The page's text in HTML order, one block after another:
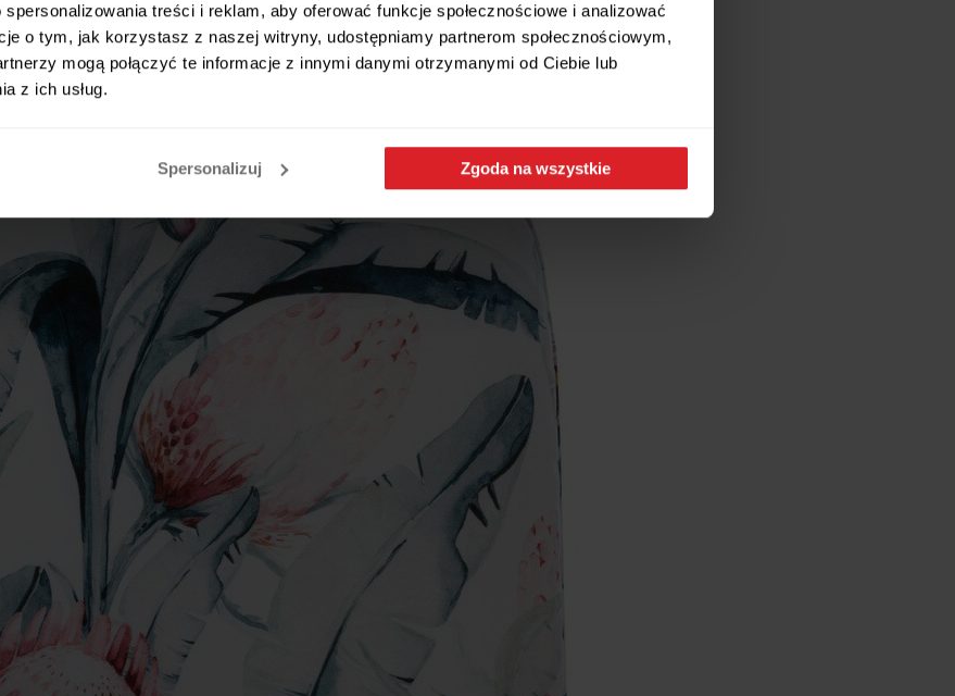
treści i reklam, aby oferować funkcje społecznościowe i analizować
o tym, jak korzystasz z naszej witryny, udostępniamy partnerom społecznościowym,
mogą połączyć te informacje z innymi danymi otrzymanymi od Ciebie lub
z ich usług.
Spersonalizuj Zgoda na wszystkie